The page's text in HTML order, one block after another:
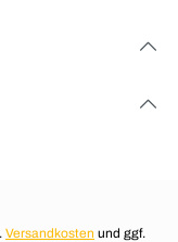
Versandkosten und ggf.